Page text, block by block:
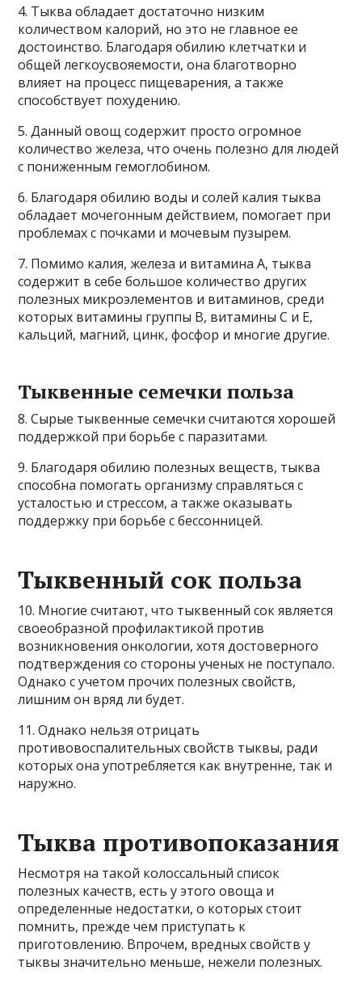
4. Тыква обладает достаточно низким
количеством калорий, но это не главное ее
достоинство. Благодаря обилию клетчатки и
общей легкоусвояемости, она благотворно
влияет на процесс пищеварения, а также
способствует похудению.
5. Данный овощ содержит просто огромное
количество железа, что очень полезно для людей
с пониженным гемоглобином.
6. Благодаря обилию воды и солей калия тыква
обладает мочегонным действием, помогает при
проблемах с почками и мочевым пузырем.
7. Помимо калия, железа и витамина А, тыква
содержит в себе большое количество других
полезных микроэлементов и витаминов, среди
которых витамины группы В, витамины С и Е,
кальций, магний, цинк, фосфор и многие другие.
Тыквенные семечки польза
8. Сырые тыквенные семечки считаются хорошей
поддержкой при борьбе с паразитами.
9. Благодаря обилию полезных веществ, тыква
способна помогать организму справляться с
усталостью и стрессом, а также оказывать
поддержку при борьбе с бессонницей.
Тыквенный сок польза
10. Многие считают, что тыквенный сок является
своеобразной профилактикой против
возникновения онкологии, хотя достоверного
подтверждения со стороны ученых не поступало.
Однако с учетом прочих полезных свойств,
лишним он вряд ли будет.
11. Однако нельзя отрицать
противовоспалительных свойств тыквы, ради
которых она употребляется как внутренне, так и
наружно.
Тыква противопоказания
Несмотря на такой колоссальный список
полезных качеств, есть у этого овоща и
определенные недостатки, о которых стоит
помнить, прежде чем приступать к
приготовлению. Впрочем, вредных свойств у
тыквы значительно меньше, нежели полезных.